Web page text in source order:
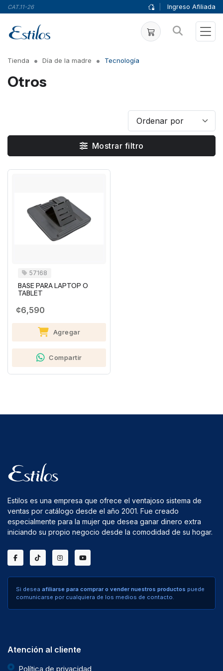
CAT.11-26 Ingreso Afiliada
Tienda Día de la madre Tecnología
Otros
Mostrar filtro
57168
BASE PARA LAPTOP O
TABLET
¢6,590
Agregar
Compartir
Estilos es una empresa que ofrece el ventajoso sistema de
ventas por catálogo desde el año 2001. Fue creado
especialmente para la mujer que desea ganar dinero extra
iniciando su propio negocio desde la comodidad de su hogar.
Si desea afiliarse para comprar o vender nuestros productos puede
comunicarse por cualquiera de los medios de contacto.
Atención al cliente
Política de privacidad